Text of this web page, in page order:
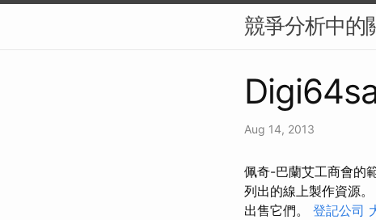
競爭分析中的
Aug 14, 2013
佩奇-巴蘭艾工商會的
列出的線上製作資源。
出售它們。 登記公司